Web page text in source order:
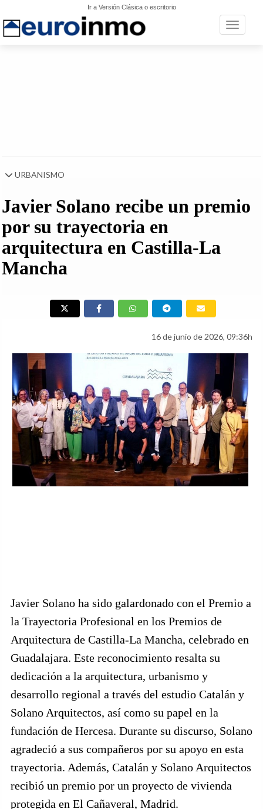
Ir a Versión Clásica o escritorio
Toggle
URBANISMO
Javier Solano recibe un premio
por su trayectoria en
arquitectura en Castilla-La
Mancha
16 de junio de 2026, 09:36h
Javier Solano ha sido galardonado con el Premio a
la Trayectoria Profesional en los Premios de
Arquitectura de Castilla-La Mancha, celebrado en
Guadalajara. Este reconocimiento resalta su
dedicación a la arquitectura, urbanismo y
desarrollo regional a través del estudio Catalán y
Solano Arquitectos, así como su papel en la
fundación de Hercesa. Durante su discurso, Solano
agradeció a sus compañeros por su apoyo en esta
trayectoria. Además, Catalán y Solano Arquitectos
recibió un premio por un proyecto de vivienda
protegida en El Cañaveral, Madrid.